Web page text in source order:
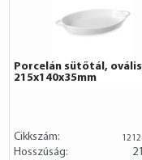
Porcelán sütőtál,
215x140x35mm
Cikkszám:
Hosszúság: